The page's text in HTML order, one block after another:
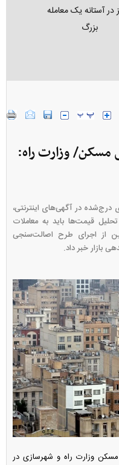
در آستانه یک معامله
بزرگ
وزارت راه:
درج‌شده در آگهی‌های اینترنتی،
قیمت‌ها باید به معاملات
از اجرای طرح اصالت‌سنجی
بازار خبر داد.
مسکن وزارت راه و شهرسازی در